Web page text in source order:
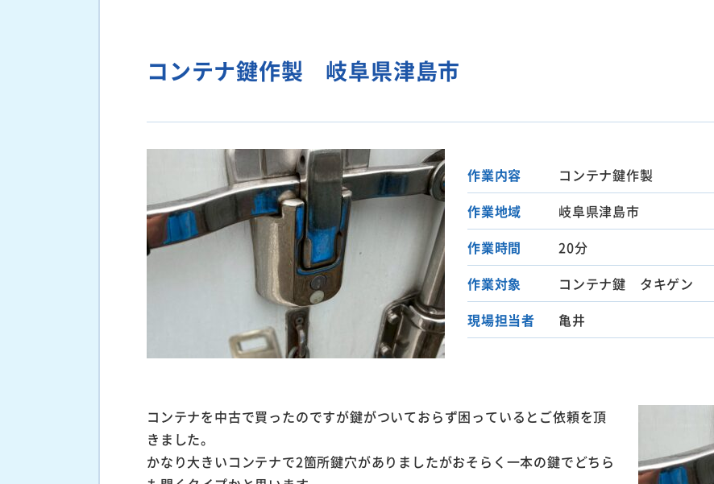
コンテナ鍵作製 岐阜県津島市
作業内容
コンテナ鍵作製
作業地域
岐阜県津島市
作業時間
20分
作業対象
コンテナ鍵 タキゲン
現場担当者
亀井
コンテナを中古で買ったのですが鍵がついておらず困っているとご依頼を頂
きました。
かなり大きいコンテナで2箇所鍵穴がありましたがおそらく一本の鍵でどちら